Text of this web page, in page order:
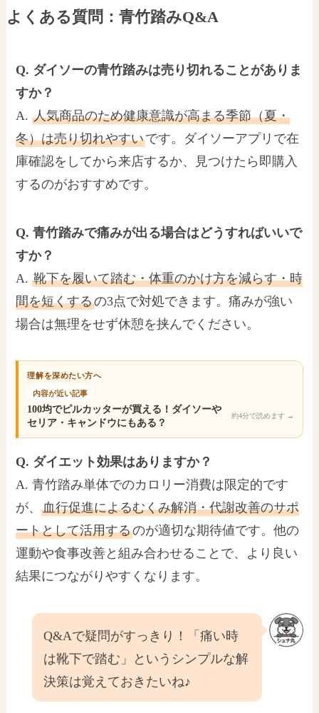
よくある質問：青竹踏みQ&A
Q. ダイソーの青竹踏みは売り切れることがありま
すか？
A.人気商品のため健康意識が高まる季節（夏・
冬）は売り切れやすいです。ダイソーアプリで在
庫確認をしてから来店するか、見つけたら即購入
するのがおすすめです。
Q. 青竹踏みで痛みが出る場合はどうすればいいで
すか？
A.靴下を履いて踏む・体重のかけ方を減らす・時
間を短くするの3点で対処できます。痛みが強い
場合は無理をせず休憩を挟んでください。
理解を深めたい方へ
内容が近い記事
100均でピルカッターが買える！ダイソーや
セリア・キャンドウにもある？
約4分で読めます →
Q. ダイエット効果はありますか？
A. 青竹踏み単体でのカロリー消費は限定的です
が、血行促進によるむくみ解消・代謝改善のサポ
ートとして活用するのが適切な期待値です。他の
運動や食事改善と組み合わせることで、より良い
結果につながりやすくなります。
Q&Aで疑問がすっきり！「痛い時
は靴下で踏む」というシンプルな解
決策は覚えておきたいね♪